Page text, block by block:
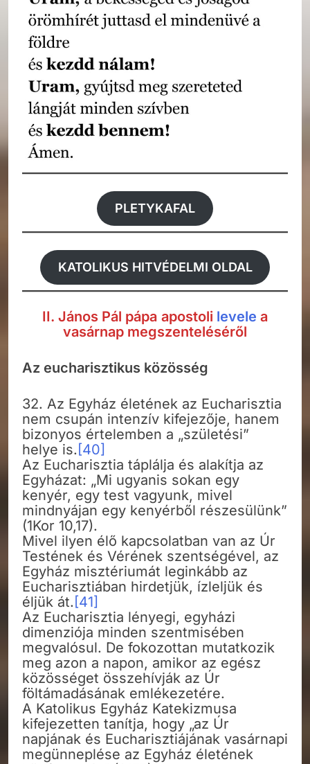
PLETYKAFAL
KATOLIKUS HITVÉDELMI OLDAL
II. János Pál pápa apostoli levele a
vasárnap megszenteléséről
Az eucharisztikus közösség
32. Az Egyház életének az Eucharisztia
nem csupán intenzív kifejezője, hanem
bizonyos értelemben a „születési”
helye is. [40]
Az Eucharisztia táplálja és alakítja az
Egyházat: „Mi ugyanis sokan egy
kenyér, egy test vagyunk, mivel
mindnyájan egy kenyérből részesülünk”
(1Kor 10,17).
Mivel ilyen élő kapcsolatban van az Úr
Testének és Vérének szentségével, az
Egyház misztériumát leginkább az
Eucharisztiában hirdetjük, ízleljük és
éljük át. [41]
Az Eucharisztia lényegi, egyházi
dimenziója minden szentmisében
megvalósul. De fokozottan mutatkozik
meg azon a napon, amikor az egész
közösséget összehívják az Úr
föltámadásának emlékezetére.
A Katolikus Egyház Katekizmusa
kifejezetten tanítja, hogy „az Úr
napjának és Eucharisztiájának vasárnapi
megünneplése az Egyház életének